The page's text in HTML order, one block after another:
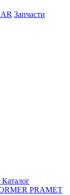
Запчасти
Каталог
PRAMET